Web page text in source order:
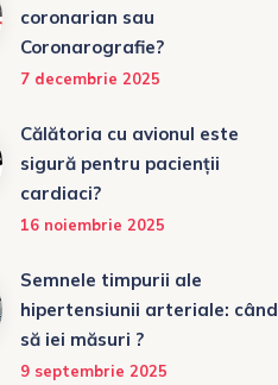
coronarian sau
Coronarografie?
7 decembrie 2025
Călătoria cu avionul este
sigură pentru pacienții
cardiaci?
16 noiembrie 2025
Semnele timpurii ale
hipertensiunii arteriale: când
să iei măsuri ?
9 septembrie 2025